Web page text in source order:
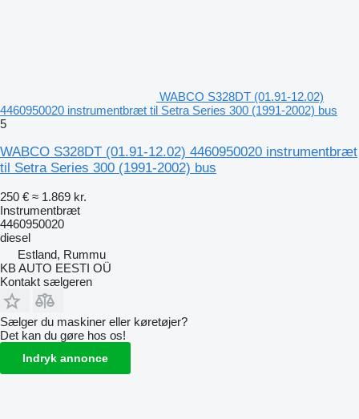
WABCO S328DT (01.91-12.02)
4460950020 instrumentbræt til Setra Series 300 (1991-2002) bus
5
WABCO S328DT (01.91-12.02) 4460950020 instrumentbræt
til Setra Series 300 (1991-2002) bus
250 € ≈ 1.869 kr.
Instrumentbræt
4460950020
diesel
Estland, Rummu
KB AUTO EESTI OÜ
Kontakt sælgeren
Sælger du maskiner eller køretøjer?
Det kan du gøre hos os!
Indryk annonce